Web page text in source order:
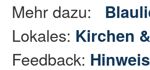
Mehr dazu:
Lokales: Kirchen
Feedback: